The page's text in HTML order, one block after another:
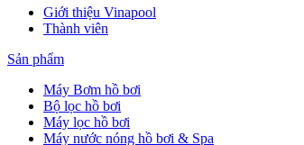
Giới thiệu Vinapool
Thành viên
Sản phẩm
Máy Bơm hồ bơi
Bộ lọc hồ bơi
Máy lọc hồ bơi
Máy nước nóng hồ bơi & Spa